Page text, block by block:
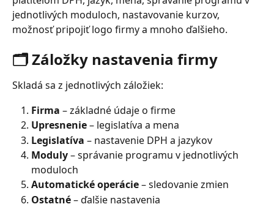
jednotlivých moduloch, nastavovanie kurzov,
možnosť pripojiť logo firmy a mnoho ďalšieho.
🗂️ Záložky nastavenia firmy
Skladá sa z jednotlivých záložiek:
Firma – základné údaje o firme
Upresnenie – legislatíva a mena
Legislatíva – nastavenie DPH a jazykov
Moduly – správanie programu v jednotlivých
moduloch
Automatické operácie – sledovanie zmien
Ostatné – ďalšie nastavenia